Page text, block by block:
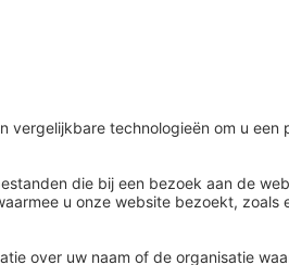
een
echt werkt
Margot van Hoijdonck ligt
aanpak, waarin niet de
van het werk centraal staat.
van HR, ook als het gaat om de